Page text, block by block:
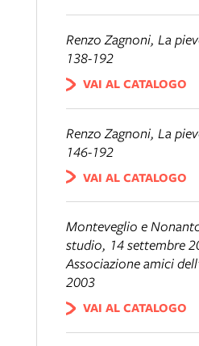
Renzo Zagnoni, La
138-192
VAI AL CATALOGO
Renzo Zagnoni, La
146-192
VAI AL CATALOGO
Monteveglio e
studio, 14 settembre
Associazione amici
2003
VAI AL CATALOGO